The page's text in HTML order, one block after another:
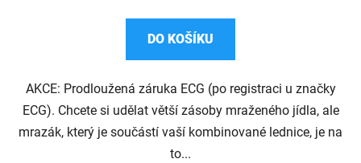
z
hvězdiček.
DO KOŠÍKU
AKCE: Prodloužená záruka ECG (po registraci u značky
ECG). Chcete si udělat větší zásoby mraženého jídla, ale
mrazák, který je součástí vaší kombinované lednice, je na
to...